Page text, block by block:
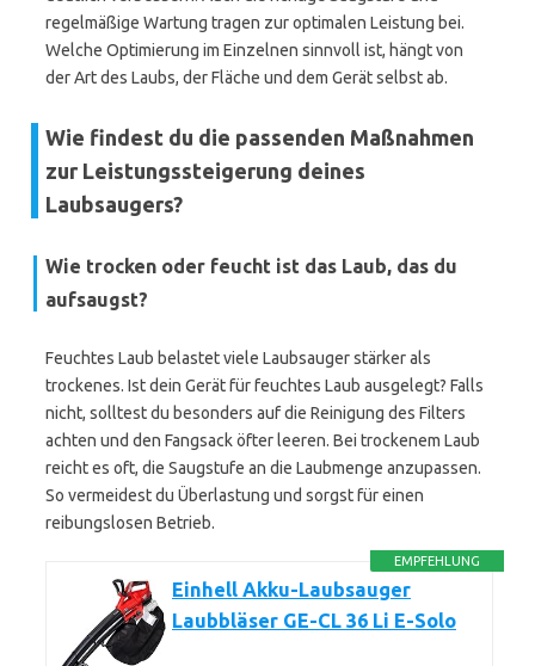
regelmäßige Wartung tragen zur optimalen Leistung bei.
Welche Optimierung im Einzelnen sinnvoll ist, hängt von
der Art des Laubs, der Fläche und dem Gerät selbst ab.
Wie findest du die passenden Maßnahmen
zur Leistungssteigerung deines
Laubsaugers?
Wie trocken oder feucht ist das Laub, das du
aufsaugst?
Feuchtes Laub belastet viele Laubsauger stärker als
trockenes. Ist dein Gerät für feuchtes Laub ausgelegt? Falls
nicht, solltest du besonders auf die Reinigung des Filters
achten und den Fangsack öfter leeren. Bei trockenem Laub
reicht es oft, die Saugstufe an die Laubmenge anzupassen.
So vermeidest du Überlastung und sorgst für einen
reibungslosen Betrieb.
EMPFEHLUNG
Einhell Akku-Laubsauger
Laubbläser GE-CL 36 Li E-Solo